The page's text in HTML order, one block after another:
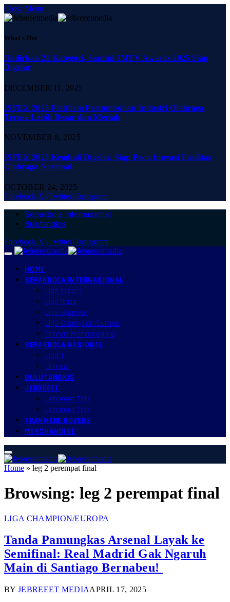
Close Menu
What's Hot
Hadirkan 21 Kategori, Santini JMTV Awards 2025 Siap
Digelar
DECEMBER 11, 2025
ISFEX 2025 Platform Pertumbuhan Industri Olahraga,
Terasa Lebih Besar dan Meriah
NOVEMBER 8, 2025
ISFEX 2025 Kembali Digelar, Siap Pacu Inovasi Fasilitas
Olahraga Nasional
OCTOBER 24, 2025
Facebook X (Twitter) Instagram
Sepakbola Internasional
Bulutangkis
Facebook X (Twitter) Instagram
HOME
SEPAKBOLA INTERNASIONAL
Liga Inggris
Liga Italia
Liga Spanyol
Liga Champion/Europa
Timnas Mancanegara
SEPAKBOLA NASIONAL
Liga 1
Timnas
BULUTANGKIS
JEBREEET
Jebreeet Talk
Jebreeet Tips
TRANMERE ROVERS
MERCHANDISE
Home » leg 2 perempat final
Browsing: leg 2 perempat final
LIGA CHAMPION/EUROPA
Tanda Pamungkas Arsenal Layak ke
Semifinal: Real Madrid Gak Ngaruh
Main di Santiago Bernabeu!
BY JEBREEET MEDIAAPRIL 17, 2025